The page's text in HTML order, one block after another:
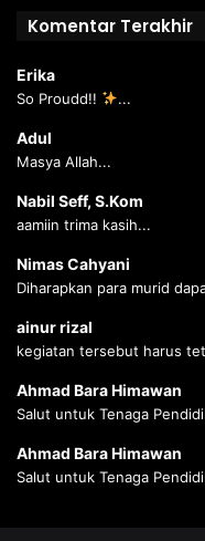
Komentar Terakhir
Erika
So Proudd!! ...
Adul
Masya Allah...
Nabil Seff, S.Kom
aamiin trima kasih...
Nimas Cahyani
Diharapkan para murid
ainur rizal
kegiatan tersebut harus
Ahmad Bara Himawan
Salut untuk Tenaga
Ahmad Bara Himawan
Salut untuk Tenaga